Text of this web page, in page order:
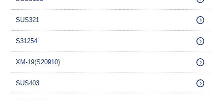
SUS321
S31254
XM-19(S20910)
SUS403